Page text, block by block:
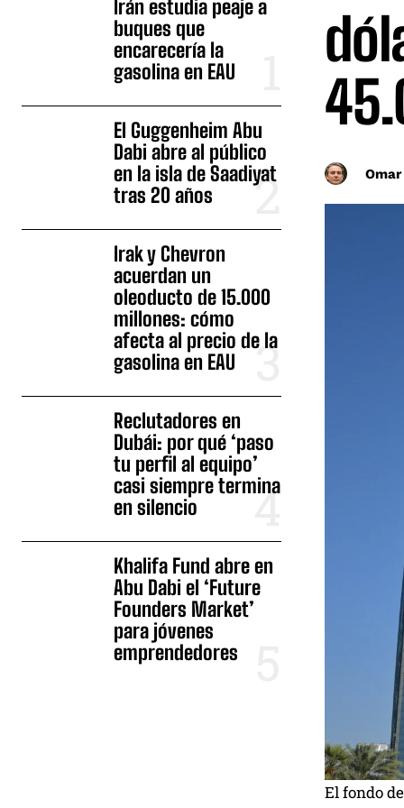
Irán estudia peaje a
buques que
encarecería la
gasolina en EAU
El Guggenheim Abu
Dabi abre al público
en la isla de Saadiyat
tras 20 años
Irak y Chevron
acuerdan un
oleoducto de 15.000
millones: cómo
afecta al precio de la
gasolina en EAU
Reclutadores en
Dubái: por qué ‘paso
tu perfil al equipo’
casi siempre termina
en silencio
Khalifa Fund abre en
Abu Dabi el ‘Future
Founders Market’
para jóvenes
emprendedores
Omar
El fondo